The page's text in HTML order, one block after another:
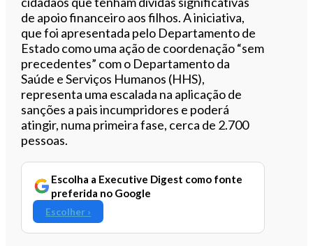
de apoio financeiro aos filhos. A iniciativa,
que foi apresentada pelo Departamento de
Estado como uma ação de coordenação “sem
precedentes” com o Departamento da
Saúde e Serviços Humanos (HHS),
representa uma escalada na aplicação de
sanções a pais incumpridores e poderá
atingir, numa primeira fase, cerca de 2.700
pessoas.
Escolha a Executive Digest como fonte
preferida no Google
Escolher ›